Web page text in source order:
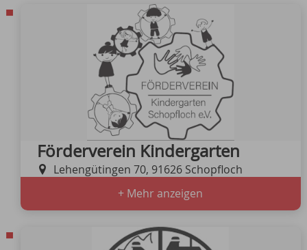
Förderverein Kindergarten
Lehengütingen 70, 91626 Schopfloch
+ Mehr anzeigen